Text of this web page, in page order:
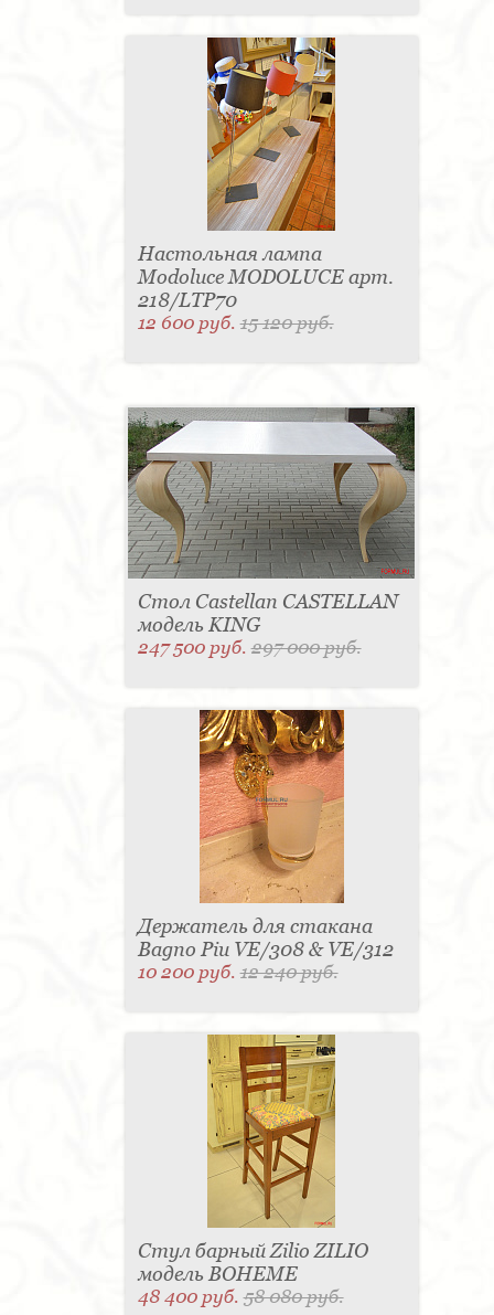
Настольная лампа
Modoluce MODOLUCE арт.
218/LTP70
12 600 руб.15 120 руб.
Стол Castellan CASTELLAN
модель KING
247 500 руб.297 000 руб.
Держатель для стакана
Bagno Piu VE/308 & VE/312
10 200 руб.12 240 руб.
Стул барный Zilio ZILIO
модель BOHEME
48 400 руб.58 080 руб.